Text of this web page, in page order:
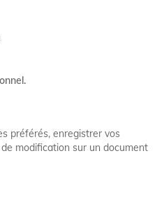
préférés, enregistrer vos
modification sur un document